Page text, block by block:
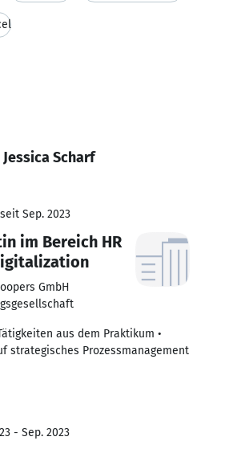
Scharf
Sep. 2023
im Bereich HR
GmbH
aus dem Praktikum •
strategisches Prozessmanagement
- Sep. 2023